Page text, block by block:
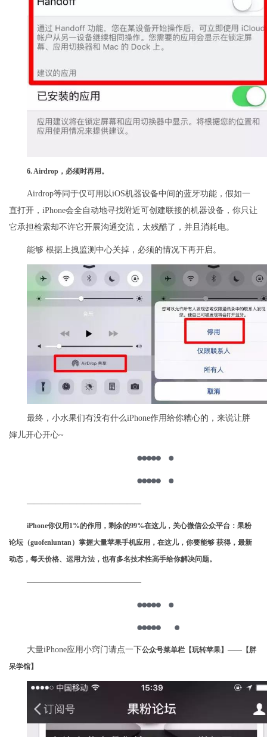
6. Airdrop，必须时再用。
Airdrop等同于仅可用以iOS机器设备中间的蓝牙功能，假如一
直打开，iPhone会全自动地寻找附近可创建联接的机器设备，你只让
它承担检索却不许它开展沟通交流，太残酷了，并且消耗电。
能够 根据上拽监测中心关掉，必须的情况下再开启。
最终，小水果们有没有什么iPhone作用给你糟心的，来说让胖
婶儿开心开心~
————————————————
iPhone你仅用1%的作用，剩余的99%在这儿，关心微信公众平台：果粉
论坛（guofenluntan）掌握大量苹果手机应用，在这儿，你要能够 获得，最新
动态，每天价格、运用方法，也有多名技术性高手给你解决问题。
————————————————
大量iPhone应用小窍门请点一下公众号菜单栏【玩转苹果】——【胖
呆学馆】